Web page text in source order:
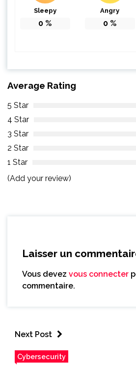
Sleepy
0 %
Angry
0 %
Average Rating
5 Star
4 Star
3 Star
2 Star
1 Star
(Add your review)
Laisser un
Vous devez vous connecter
commentaire.
Next Post
Cybersecurity